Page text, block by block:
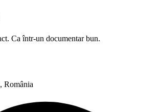
Ca într-un documentar bun.
România